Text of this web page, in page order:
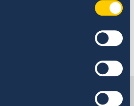
på valdagen